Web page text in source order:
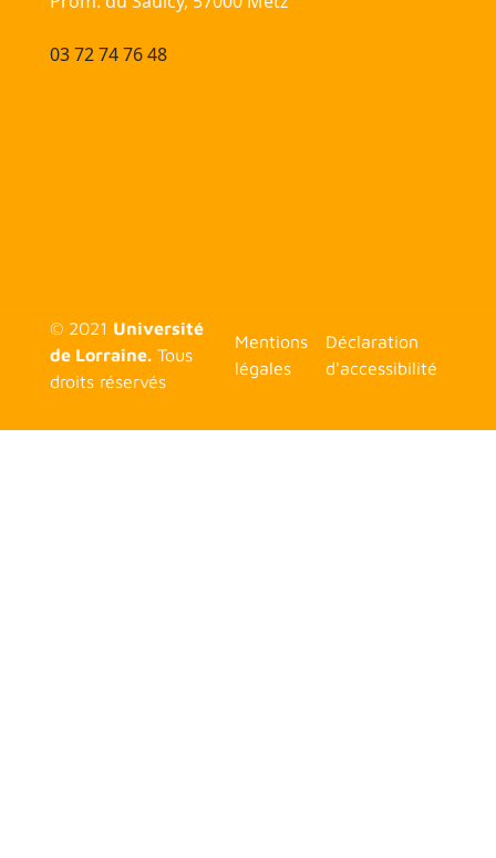
03 72 74 76 48
© 2021 Université
de Lorraine.Tous
droits réservés
<none>
Mentions
légales
Déclaration
d'accessibilité